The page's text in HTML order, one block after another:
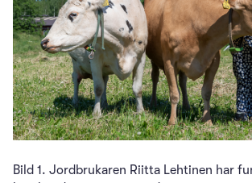
Bild 1. Jordbrukaren Riitta Lehtinen har